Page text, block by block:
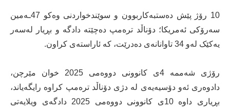
10 رۆژ پێش دەستبەکاربوون و سوێندخواردنی وەکو 47ـەمین
سەرۆکی ئەمریکا؛ دۆناڵد ترەمپ دەچێتە دادگە و بڕیار لەسەر
یەکێک لەو 34 تاوانانەی دەدرێت، کە ئاراستەی کراون.
رۆژی شەممە 4ی کانوونی دووەمی 2025 خوان مێرچن،
دادوەری ئەو دۆسیەیەی لە دژی دۆناڵد ترەمپ کراوە رایگەیاند،
بڕیاری داوە 10ی کانوونی دووەمی 2025 دادگەی ویلایەتی